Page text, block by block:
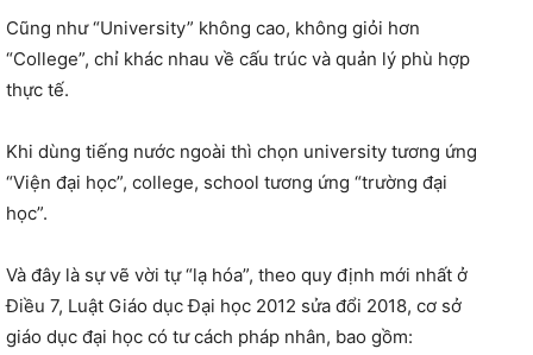
Cũng như “University” không cao, không giỏi hơn
“College”, chỉ khác nhau về cấu trúc và quản lý phù hợp
thực tế.
Khi dùng tiếng nước ngoài thì chọn university tương ứng
“Viện đại học”, college, school tương ứng “trường đại
học”.
Và đây là sự vẽ vời tự “lạ hóa”, theo quy định mới nhất ở
Điều 7, Luật Giáo dục Đại học 2012 sửa đổi 2018, cơ sở
giáo dục đại học có tư cách pháp nhân, bao gồm: